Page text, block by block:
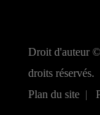
Droit d'auteur ©
droits réservés.
Plan du site |